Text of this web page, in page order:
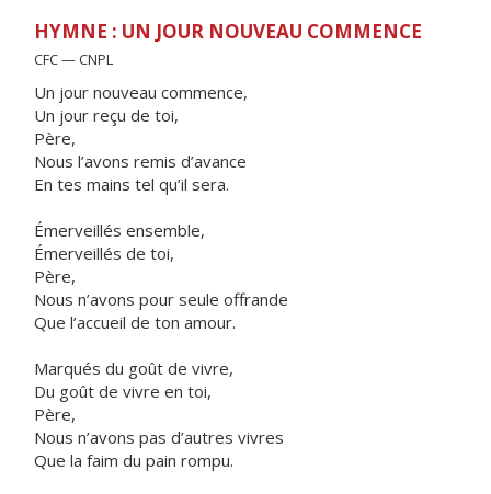
HYMNE : UN JOUR NOUVEAU COMMENCE
CFC — CNPL
Un jour nouveau commence,
Un jour reçu de toi,
Père,
Nous l’avons remis d’avance
En tes mains tel qu’il sera.
Émerveillés ensemble,
Émerveillés de toi,
Père,
Nous n’avons pour seule offrande
Que l’accueil de ton amour.
Marqués du goût de vivre,
Du goût de vivre en toi,
Père,
Nous n’avons pas d’autres vivres
Que la faim du pain rompu.